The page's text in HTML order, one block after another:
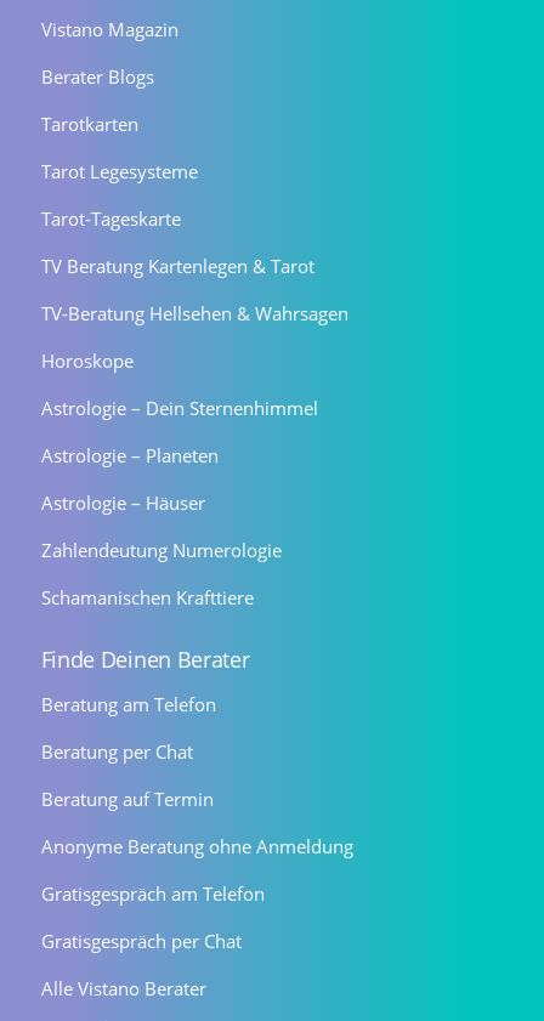
Vistano Magazin
Berater Blogs
Tarotkarten
Tarot Legesysteme
Tarot-Tageskarte
TV Beratung Kartenlegen & Tarot
TV-Beratung Hellsehen & Wahrsagen
Horoskope
Astrologie – Dein Sternenhimmel
Astrologie – Planeten
Astrologie – Häuser
Zahlendeutung Numerologie
Schamanischen Krafttiere
Finde Deinen Berater
Beratung am Telefon
Beratung per Chat
Beratung auf Termin
Anonyme Beratung ohne Anmeldung
Gratisgespräch am Telefon
Gratisgespräch per Chat
Alle Vistano Berater